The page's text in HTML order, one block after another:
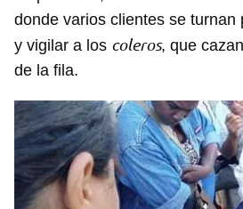
donde varios clientes se turnan
y vigilar a los coleros, que
de la fila.